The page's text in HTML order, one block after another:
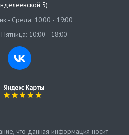
5)
- Среда: 10:00 - 19:00
Пятница: 10:00 - 18:00
что данная информация носит